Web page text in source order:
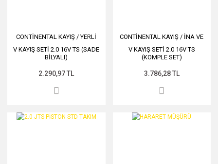
CONTİNENTAL KAYIŞ / YERLİ
BİLYA
V KAYIŞ SETİ 2.0 16V TS (SADE
BİLYALI)
2.290,97 TL
CONTİNENTAL KAYIŞ / İNA VE
SKF BİLYA
V KAYIŞ SETİ 2.0 16V TS
(KOMPLE SET)
3.786,28 TL